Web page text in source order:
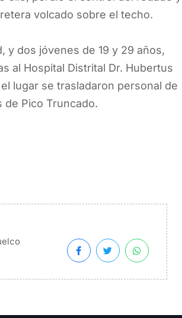
volcado sobre el techo.
y dos jóvenes de 19 y 29 años,
al Hospital Distrital Dr. Hubertus
lugar se trasladaron personal de
de Pico Truncado.